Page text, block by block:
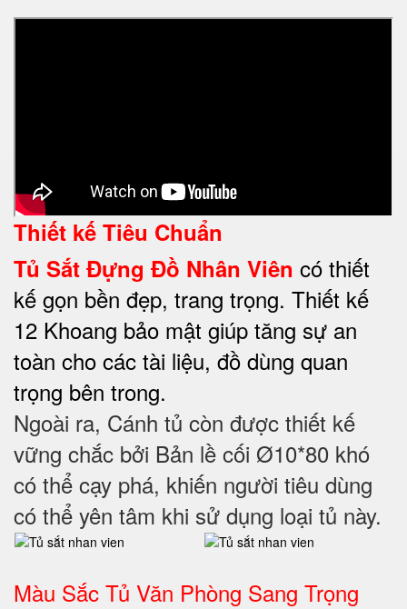
Thiết kế Tiêu Chuẩn
Tủ Sắt Đựng Đồ Nhân Viên có thiết
kế gọn bền đẹp, trang trọng. Thiết kế
12 Khoang bảo mật giúp tăng sự an
toàn cho các tài liệu, đồ dùng quan
trọng bên trong.
Ngoài ra, Cánh tủ còn được thiết kế
vững chắc bởi Bản lề cối Ø10*80 khó
có thể cạy phá, khiến người tiêu dùng
có thể yên tâm khi sử dụng loại tủ này.
Màu Sắc Tủ Văn Phòng Sang Trọng